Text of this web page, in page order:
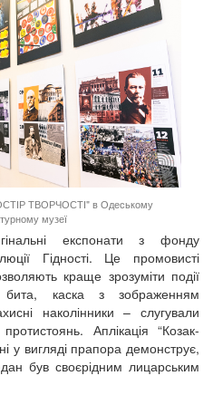
ТВОРЧОСТІ" в Одеському
музеї
експонати з фонду
Гідності. Це промовисті
краще зрозуміти події
бита, каска з зображенням
наколінники – слугували
Аплікація “Козак-
у вигляді прапора демонструє,
був своєрідним лицарським